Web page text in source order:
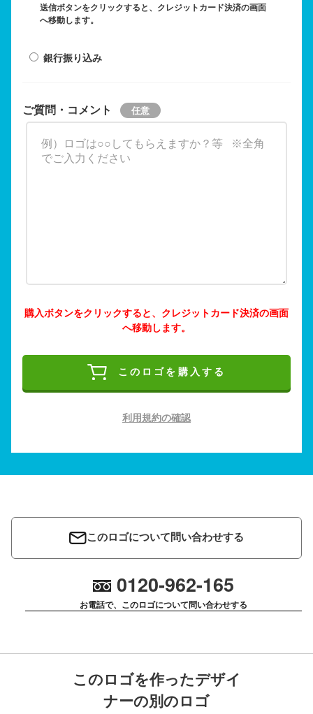
送信ボタンをクリックすると、クレジットカード決済の画面
へ移動します。
銀行振り込み
ご質問・コメント
購入ボタンをクリックすると、クレジットカード決済の画面
へ移動します。
このロゴを購入する
利用規約の確認
このロゴについて問い合わせする
0120-962-165
お電話で、このロゴについて問い合わせする
このロゴを作ったデザイ
ナーの別のロゴ